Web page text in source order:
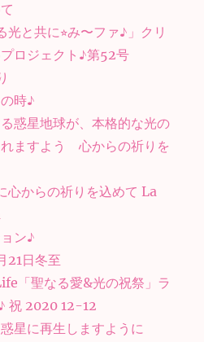
光と共に⭐︎み〜ファ♪」クリ
ロジェクト♪第52号
時♪
惑星地球が、本格的な光の
ますよう 心からの祈りを
心からの祈りを込めて La
ン♪
21日冬至
「聖なる愛&光の祝祭」ラ
祝 2020 12-12
星に再生しますように